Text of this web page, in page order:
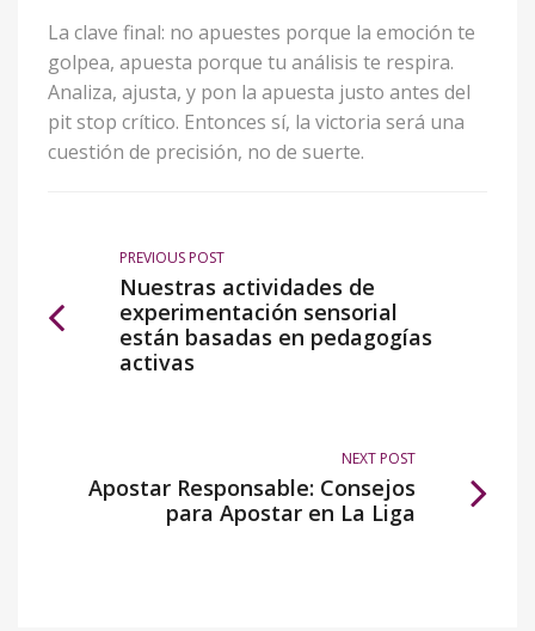
La clave final: no apuestes porque la emoción te
golpea, apuesta porque tu análisis te respira.
Analiza, ajusta, y pon la apuesta justo antes del
pit stop crítico. Entonces sí, la victoria será una
cuestión de precisión, no de suerte.
PREVIOUS POST
Nuestras actividades de
experimentación sensorial
están basadas en pedagogías
activas
NEXT POST
Apostar Responsable: Consejos
para Apostar en La Liga